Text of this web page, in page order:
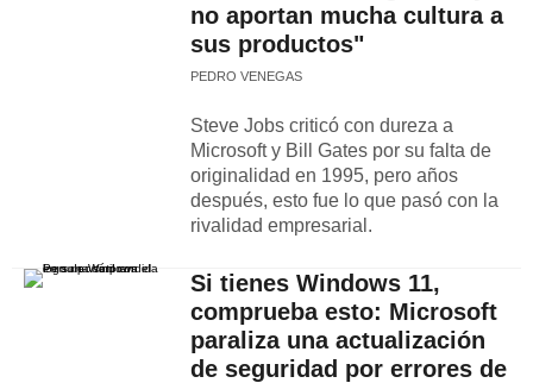
no aportan mucha cultura a
sus productos"
PEDRO VENEGAS
Steve Jobs criticó con dureza a
Microsoft y Bill Gates por su falta de
originalidad en 1995, pero años
después, esto fue lo que pasó con la
rivalidad empresarial.
Si tienes Windows 11,
comprueba esto: Microsoft
paraliza una actualización
de seguridad por errores de